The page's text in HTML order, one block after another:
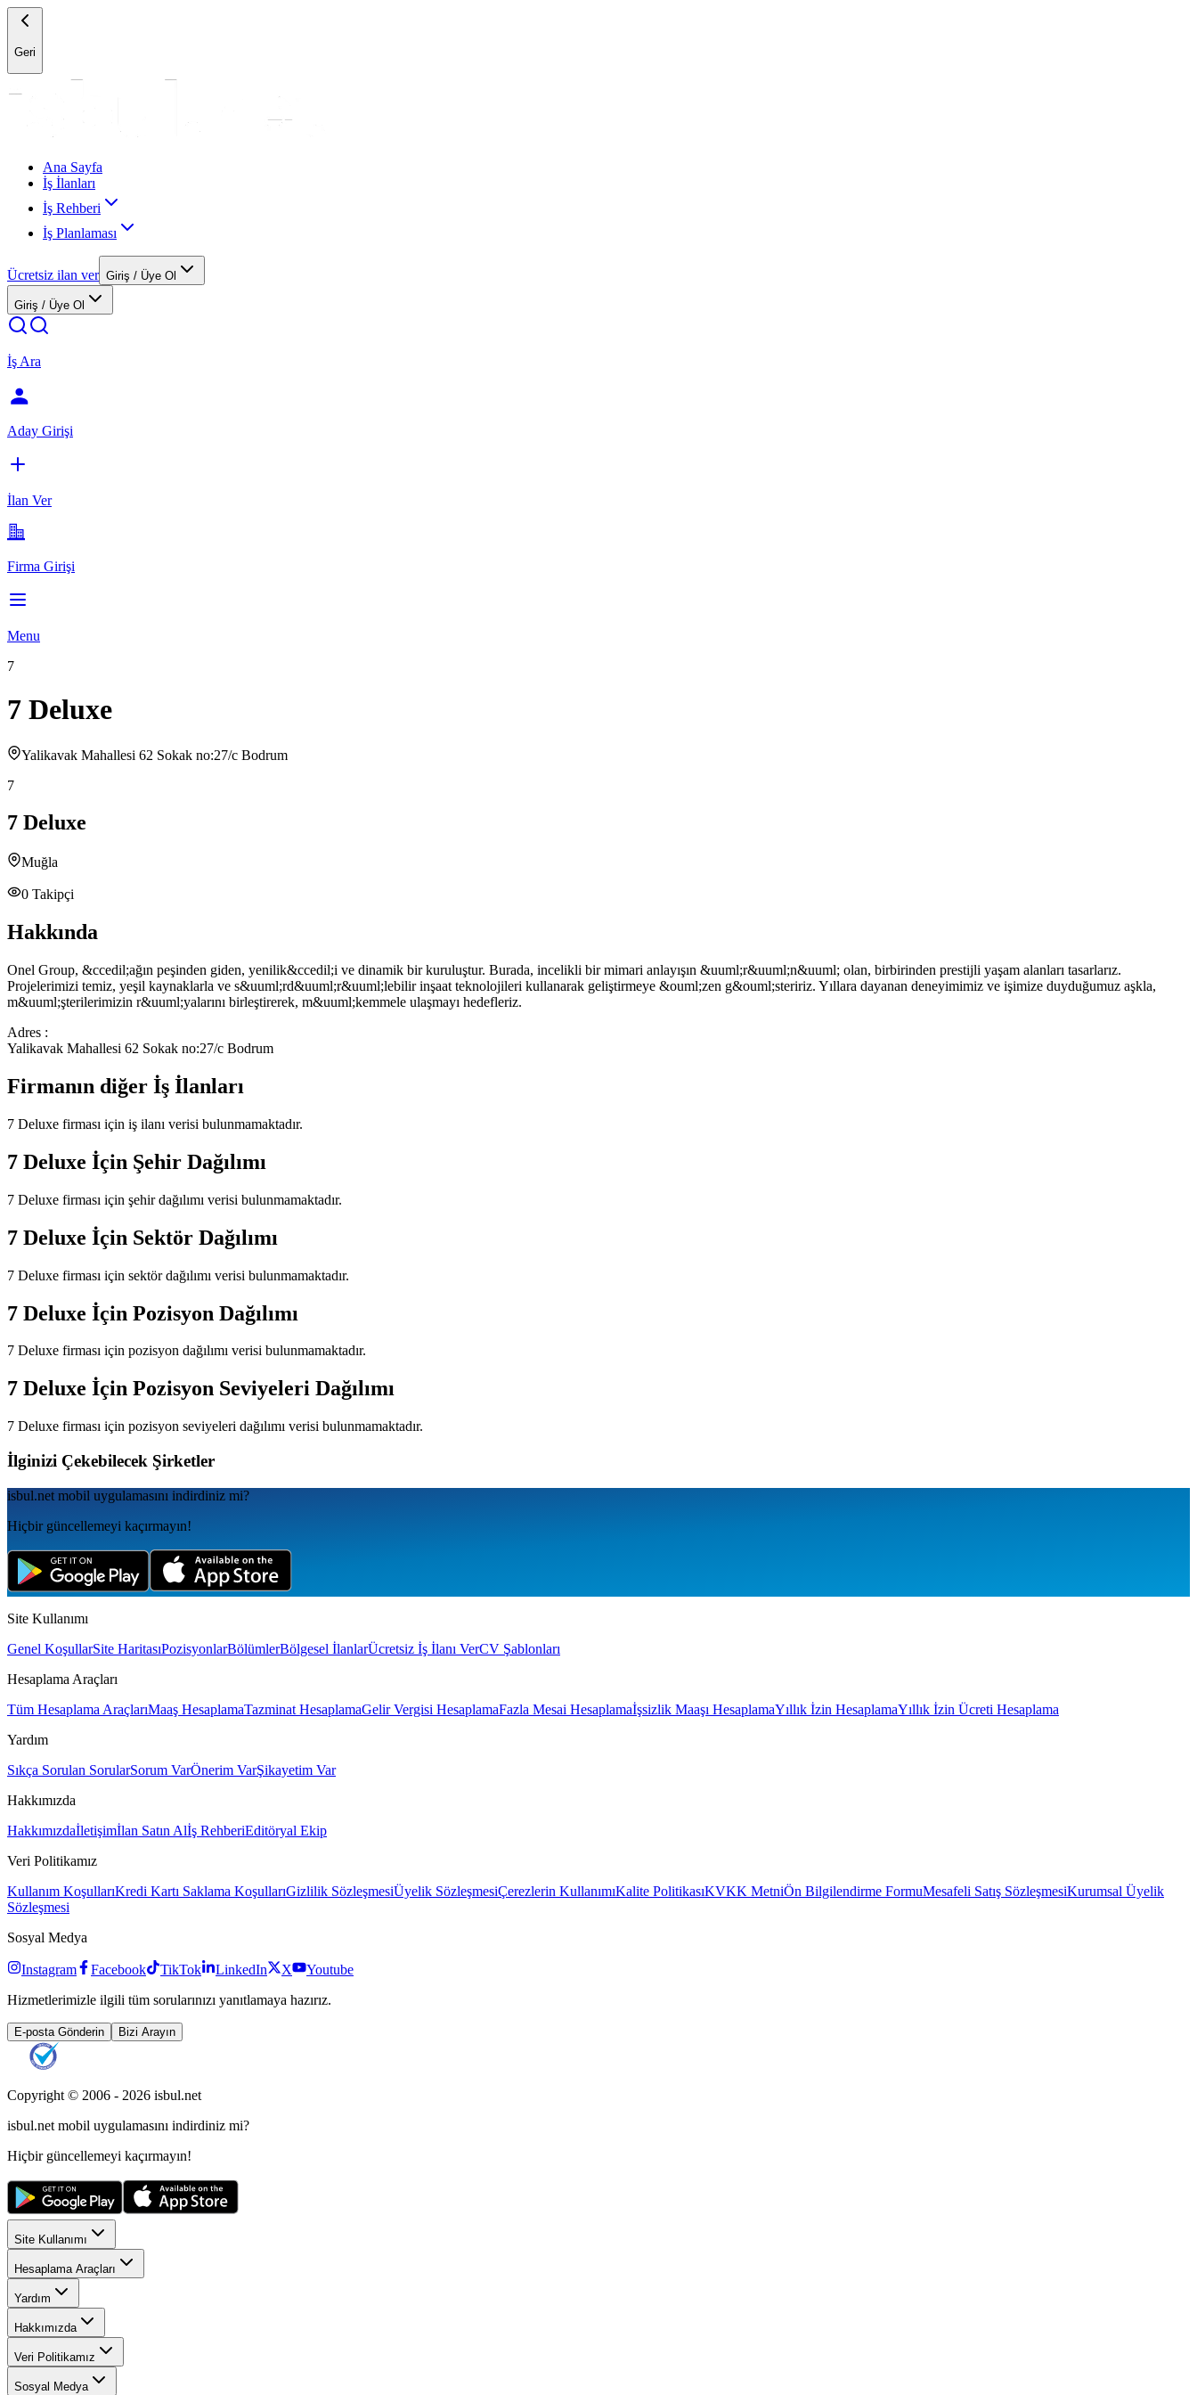
Geri
Ana Sayfa
İş İlanları
İş Rehberi
İş Planlaması
Ücretsiz ilan ver Giriş / Üye Ol
Giriş / Üye Ol
İş Ara
Aday Girişi
İlan Ver
Firma Girişi
Menu
7
7 Deluxe
Yalikavak Mahallesi 62 Sokak no:27/c Bodrum
7
7 Deluxe
Muğla
0 Takipçi
Hakkında
Onel Group, &ccedil;ağın peşinden giden, yenilik&ccedil;i ve dinamik bir kuruluştur. Burada, incelikli bir mimari anlayışın &uuml;r&uuml;n&uuml; olan, birbirinden prestijli yaşam alanları tasarlarız.
Projelerimizi temiz, yeşil kaynaklarla ve s&uuml;rd&uuml;r&uuml;lebilir inşaat teknolojileri kullanarak geliştirmeye &ouml;zen g&ouml;steririz. Yıllara dayanan deneyimimiz ve işimize duyduğumuz aşkla,
m&uuml;şterilerimizin r&uuml;yalarını birleştirerek, m&uuml;kemmele ulaşmayı hedefleriz.
Adres :
Yalikavak Mahallesi 62 Sokak no:27/c Bodrum
Firmanın diğer İş İlanları
7 Deluxe firması için iş ilanı verisi bulunmamaktadır.
7 Deluxe İçin Şehir Dağılımı
7 Deluxe firması için şehir dağılımı verisi bulunmamaktadır.
7 Deluxe İçin Sektör Dağılımı
7 Deluxe firması için sektör dağılımı verisi bulunmamaktadır.
7 Deluxe İçin Pozisyon Dağılımı
7 Deluxe firması için pozisyon dağılımı verisi bulunmamaktadır.
7 Deluxe İçin Pozisyon Seviyeleri Dağılımı
7 Deluxe firması için pozisyon seviyeleri dağılımı verisi bulunmamaktadır.
İlginizi Çekebilecek Şirketler
isbul.net mobil uygulamаsını indirdiniz mi?
Hiçbir güncellemeyi kaçırmayın!
Site Kullanımı
Genel KoşullarSite HaritasıPozisyonlarBölümlerBölgesel İlanlarÜcretsiz İş İlanı VerCV Şablonları
Hesaplama Araçları
Tüm Hesaplama AraçlarıMaaş HesaplamaTazminat HesaplamaGelir Vergisi HesaplamaFazla Mesai Hesaplamaİşsizlik Maaşı HesaplamaYıllık İzin HesaplamaYıllık İzin Ücreti Hesaplama
Yardım
Sıkça Sorulan SorularSorum VarÖnerim VarŞikayetim Var
Hakkımızda
Hakkımızdaİletişimİlan Satın Alİş RehberiEditöryal Ekip
Veri Politikamız
Kullanım KoşullarıKredi Kartı Saklama KoşullarıGizlilik SözleşmesiÜyelik SözleşmesiÇerezlerin KullanımıKalite PolitikasıKVKK MetniÖn Bilgilendirme FormuMesafeli Satış SözleşmesiKurumsal Üyelik
Sözleşmesi
Sosyal Medya
Instagram Facebook TikTok LinkedIn X
Youtube
Hizmetlerimizle ilgili tüm sorularınızı yanıtlamaya hazırız.
E-posta Gönderin Bizi Arayın
Copyright © 2006 - 2026 isbul.net
isbul.net mobil uygulamasını indirdiniz mi?
Hiçbir güncellemeyi kaçırmayın!
Site Kullanımı
Hesaplama Araçları
Yardım
Hakkımızda
Veri Politikamız
Sosyal Medya